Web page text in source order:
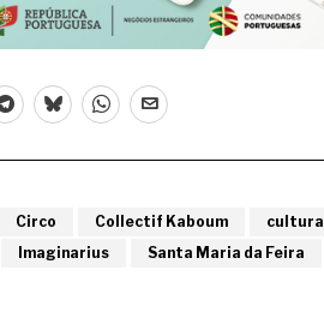
Circo Collectif Kaboum
cultura
Imaginarius Santa Maria da Feira